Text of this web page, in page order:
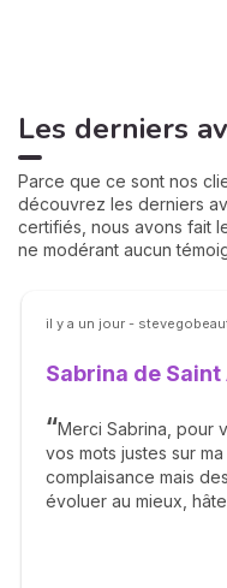
Les derniers
Parce que ce sont nos
découvrez les derniers
certifiés, nous avons fait
ne modérant aucun
il y a un jour -
Sabrina de Saint
Merci Sabrina, pour
vos mots justes sur
complaisance mais
évoluer au mieux,